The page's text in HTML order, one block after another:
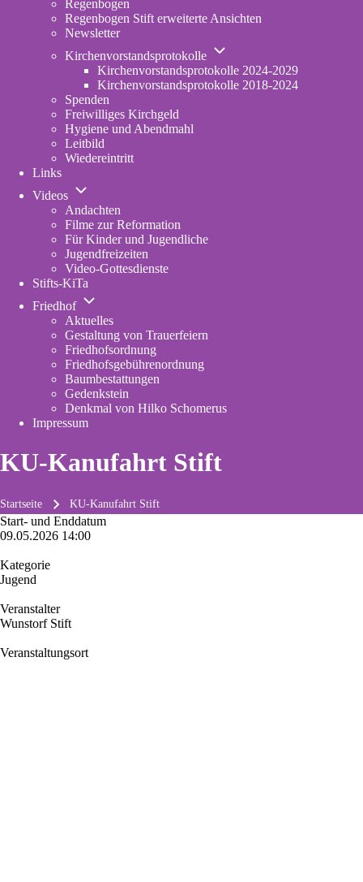
Regenbogen
Regenbogen Stift erweiterte Ansichten
Newsletter
Kirchenvorstandsprotokolle
Unternavigation
Kirchenvorstandsprotokolle
Kirchenvorstandsprotokolle 2024-2029
Kirchenvorstandsprotokolle 2018-2024
Spenden
Freiwilliges Kirchgeld
Hygiene und Abendmahl
Leitbild
Wiedereintritt
Links
Videos
Unternavigation
Videos
Andachten
Filme zur Reformation
Für Kinder und Jugendliche
Jugendfreizeiten
Video-Gottesdienste
Stifts-KiTa
in
tab)
Friedhof
Unternavigation
Friedhof
Aktuelles
Gestaltung von Trauerfeiern
Friedhofsordnung
Friedhofsgebührenordnung
tab)
Baumbestattungen
Gedenkstein
Denkmal von Hilko Schomerus
Impressum
KU-Kanufahrt Stift
Pfadnavigation
Startseite KU-Kanufahrt Stift
Start- und Enddatum
09.05.2026 14:00
Kategorie
Jugend
Veranstalter
Wunstorf Stift
Veranstaltungsort